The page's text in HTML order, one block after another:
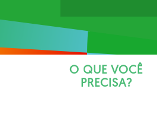
O QUE VOCÊ
PRECISA?